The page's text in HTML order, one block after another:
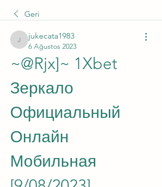
Geri
jukecata1983
jukecata1983
6 Ağustos 2023
~@Rjx]~ 1Xbet
Зеркало
Официальный
Онлайн
Мобильная